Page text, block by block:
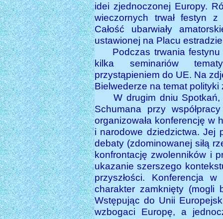
idei zjednoczonej Europy.
wieczornych trwał festyn z
Całość ubarwiały
ustawionej na Placu
Podczas trwania festynu
kilka seminariów
przystąpieniem do UE. Na
Bielwederze na temat
W drugim dniu Spotkań,
Schumana przy
organizowała konferencję w
i narodowe dziedzictwa. Jej
debaty (zdominowanej siłą
konfrontację zwolenników i
ukazanie szerszego
przyszłości. Konferencja
charakter zamknięty (mogli
Wstępując do Unii
wzbogaci Europę, a